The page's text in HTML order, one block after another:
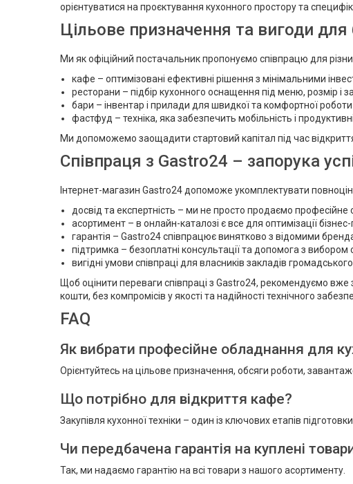
орієнтуватися на проєктування кухонного простору та
Цільове призначення та вигоди для
Ми як офіційний постачальник пропонуємо співпрацю для
кафе – оптимізовані ефективні рішення з мінімальними
ресторани – підбір кухонного оснащення під меню, розмір і
бари – інвентар і прилади для швидкої та комфортної
фастфуд – техніка, яка забезпечить мобільність і
Ми допоможемо заощадити стартовий капітал під час
Співпраця з Gastro24 – запорука
Інтернет-магазин Gastro24 допоможе укомплектувати
досвід та експертність – ми не просто продаємо професійне
асортимент – в онлайн-каталозі є все для оптимізації
гарантія – Gastro24 співпрацює винятково з відомими
підтримка – безоплатні консультації та допомога з
вигідні умови співпраці для власників закладів
Щоб оцінити переваги співпраці з Gastro24, рекомендуємо
кошти, без компромісів у якості та надійності технічного
FAQ
Як вибрати професійне обладнання для
Орієнтуйтесь на цільове призначення, обсяги роботи,
Що потрібно для відкриття кафе?
Закупівля кухонної техніки – один із ключових етапів
Чи передбачена гарантія на куплені
Так, ми надаємо гарантію на всі товари з нашого асортименту.